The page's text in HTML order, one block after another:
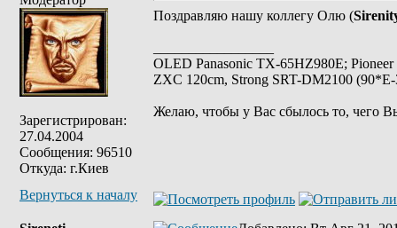
Зарегистрирован:
27.04.2004
Сообщения: 96510
Откуда: г.Киев
Поздравляю нашу коллегу Олю (
OLED Panasonic TX-65HZ980E;
ZXC 120cm, Strong SRT-DM2100
Желаю, чтобы у Вас сбылось то, чего
Вернуться к началу